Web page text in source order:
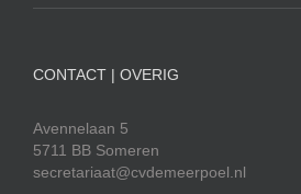
CONTACT | OVERIG
Avennelaan 5
5711 BB Someren
secretariaat@cvdemeerpoel.nl